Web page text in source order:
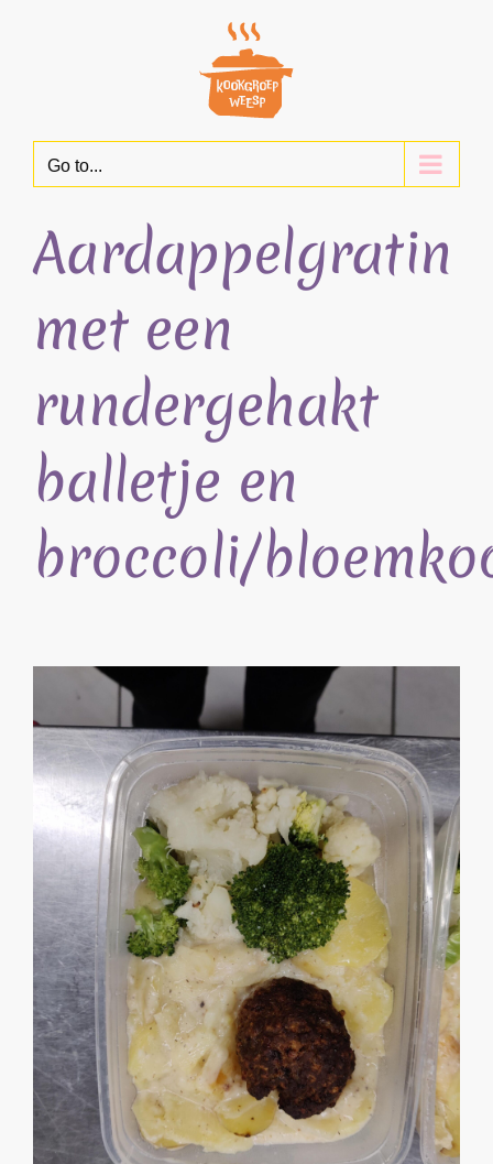
Go to...
Aardappelgratin
met een
rundergehakt
balletje en
broccoli/